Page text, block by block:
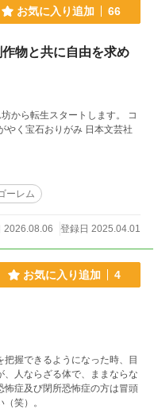
お気に入り追加 66
物と共に自由を求め
から転生スタートします。 コ
ラキラにかがやく宝石おりがみ 日本文芸社
ーレム
2026.08.06 登録日 2025.04.01
お気に入り追加 4
握できるようになった時、目
人ならざる体で、ままならな
笑）。